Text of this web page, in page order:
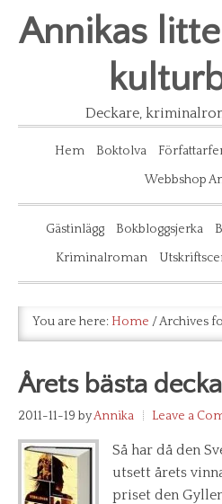
Annikas
Deckare,
Hem Boktolva
Webbshop
Gästinlägg Bokbloggsjerka
Kriminalroman
You are here: Home /Archives
Årets bästa
2011-11-19 byAnnika Leave a
Så har då den
utsett årets
priset den